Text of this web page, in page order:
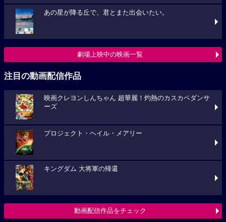
あの星が降る丘で、君とまた出会いたい。
劇場上映中の映画一覧
注目の動画配信作品
映画クレヨンしんちゃん 超華麗！灼熱のカスカベダンサ
ーズ
プロジェクト・ヘイル・メアリー
キングダム 大将軍の帰還
動画配信作品をチェック